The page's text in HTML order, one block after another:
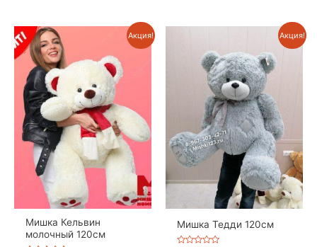
Акция!
Мишка Кельвин
молочный 120см
Акция!
Мишка Тедди 120см